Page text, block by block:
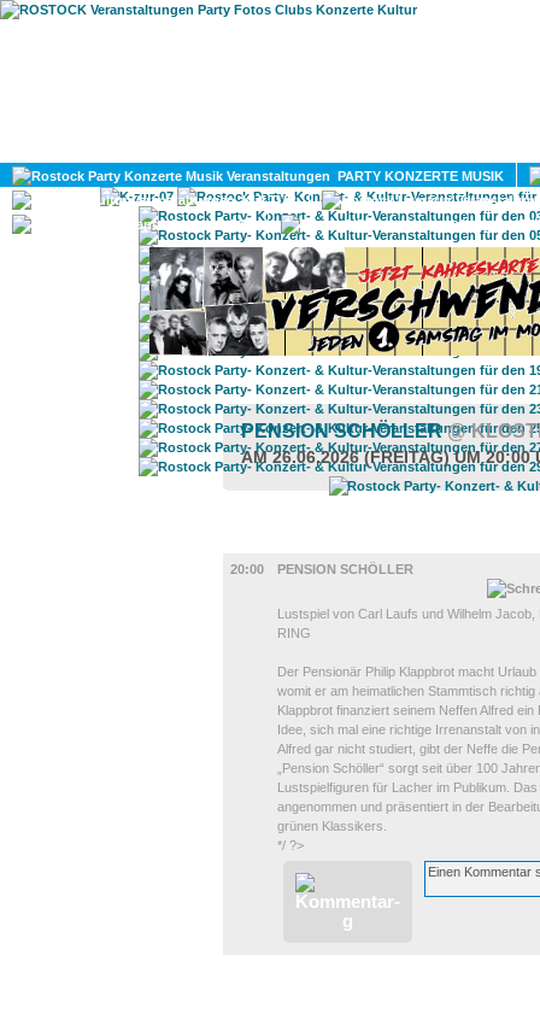
PARTY KONZERTE MUSIK
KULTUR
GAY
PENSION SCHÖLLER@
AM 26.06.2026 (FREITAG) UM 20:00
20:00
PENSION SCHÖLLER
Lustspiel von Carl Laufs und Wilhelm
RING
Der Pensionär Philip Klappbrot macht
womit er am heimatlichen Stammtisch richtig
Klappbrot finanziert seinem Neffen Alfred
Idee, sich mal eine richtige Irrenanstalt von
Alfred gar nicht studiert, gibt der Neffe die
„Pension Schöller“ sorgt seit über 100
Lustspielfiguren für Lacher im Publikum.
angenommen und präsentiert in der
grünen Klassikers.
*/ ?>